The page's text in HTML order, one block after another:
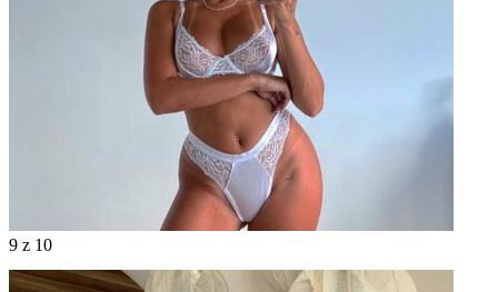
9 z 10